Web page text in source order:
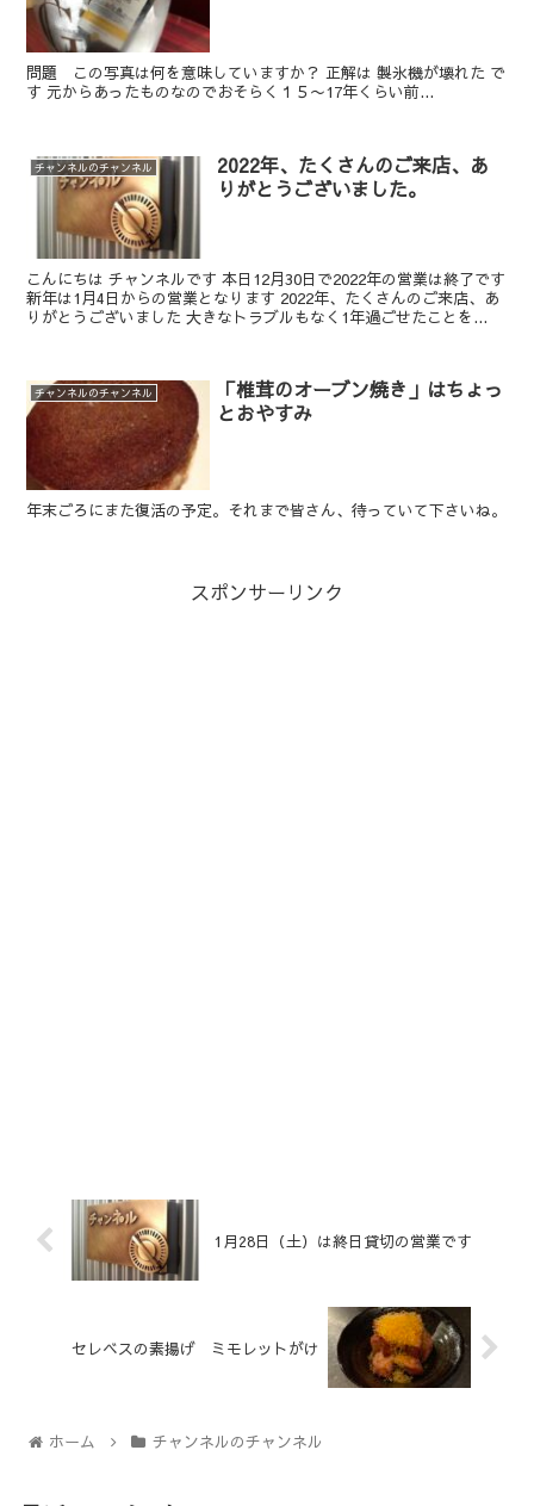
問題 この写真は何を意味していますか？ 正解は 製氷機が壊れた で
す 元からあったものなのでおそらく１５〜17年くらい前...
チャンネルのチャンネル
2022年、たくさんのご来店、あ
りがとうございました。
こんにちは チャンネルです 本日12月30日で2022年の営業は終了です
新年は1月4日からの営業となります 2022年、たくさんのご来店、あ
りがとうございました 大きなトラブルもなく1年過ごせたことを...
チャンネルのチャンネル
「椎茸のオーブン焼き」はちょっ
とおやすみ
年末ごろにまた復活の予定。それまで皆さん、待っていて下さいね。
スポンサーリンク
1月28日（土）は終日貸切の営業です
セレベスの素揚げ ミモレットがけ
ホーム チャンネルのチャンネル